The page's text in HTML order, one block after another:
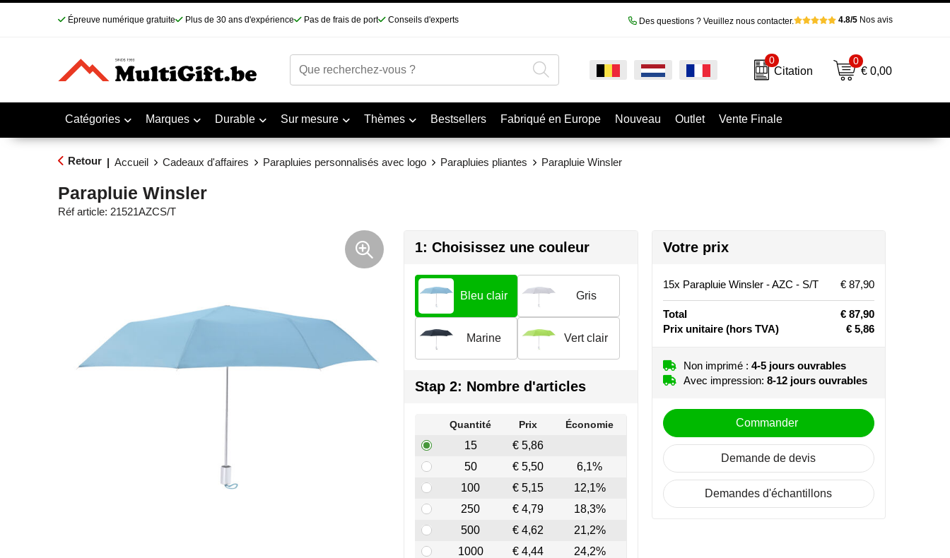
Épreuve numérique gratuite Plus de 30 ans d'expérience Pas de frais de port Conseils d'experts Des questions ? Veuillez nous contacter. 4.8/5Nos avis
0
Citation
0
€ 0,00
Catégories Marques Durable Sur mesure Thèmes Bestsellers Fabriqué en Europe Nouveau Outlet Vente Finale
Retour | Accueil Cadeaux d'affaires Parapluies personnalisés avec logo Parapluies pliantes Parapluie Winsler
Parapluie Winsler
Réf article: 21521AZCS/T
1: Choisissez une couleur
Bleu clair Gris
Marine Vert clair
Stap 2: Nombre d'articles
Quantité Prix Économie
15
€ 5,86
50
€ 5,50
6,1%
100
€ 5,15
12,1%
250
€ 4,79
18,3%
500
€ 4,62
21,2%
1000
€ 4,44
24,2%
Votre prix
15x Parapluie Winsler - AZC - S/T € 87,90
Total
€ 87,90
Prix unitaire(hors TVA) € 5,86
Non imprimé : 4-5 jours ouvrables
Avec impression: 8-12 jours ouvrables
Commander
Demande de devis
Demandes d'échantillons